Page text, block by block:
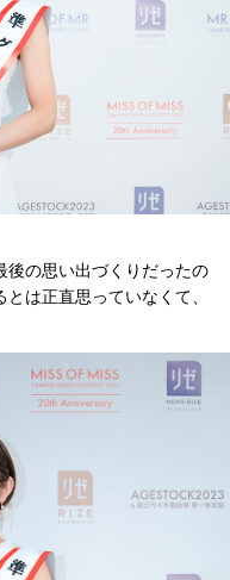
後の思い出づくりだったの
は正直思っていなくて、